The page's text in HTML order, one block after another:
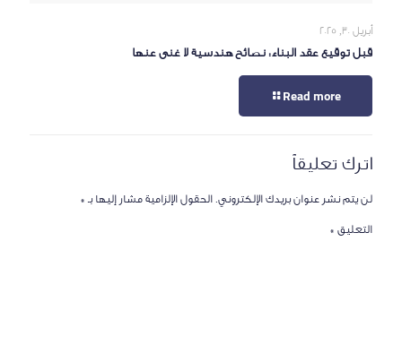
أبريل 30, 2025
قبل توقيع عقد البناء: نصائح هندسية لا غنى عنها
Read more
اترك تعليقاً
لن يتم نشر عنوان بريدك الإلكتروني. الحقول الإلزامية مشار إليها بـ *
التعليق *